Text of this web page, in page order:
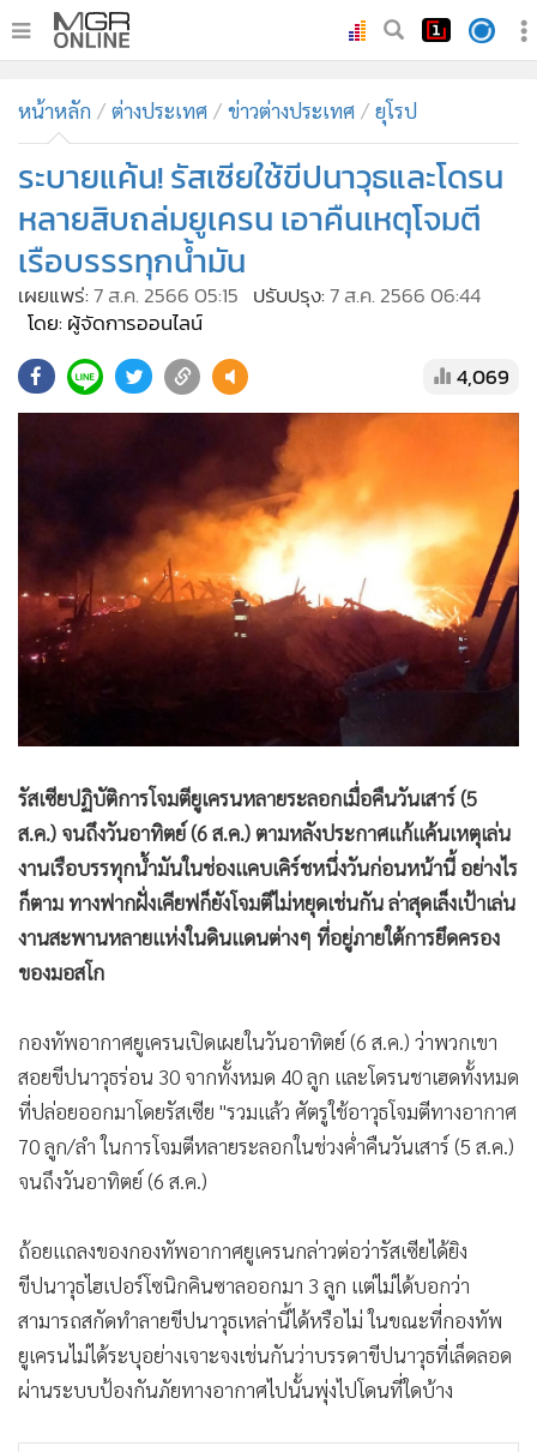
ทันเหตุการณ์
•
ภาคใต้
Online Section
• บันเทิง
ผู้จัดการรายวัน
• ละคร
Good health & Well-being
Green Innovation & SD
• Management & HR
• MGR Live
• กีฬา
• ต่างประเทศ
• Special Scoop
• เศรษฐกิจ-ธุรกิจ
• จีน
• ชุมชน-คุณภาพชีวิต
• Motoring
•
เกม
วิทยาศาสตร์
SMEs
• อินโดจีน
• กองทุนรวม
• Celeb Online
• Factcheck
• ญี่ปุ่น
หน้าหลัก ต่างประเทศ ข่าวต่างประเทศ ยุโรป
ระบายแค้น! รัสเซียใช้ขีปนาวุธและโดรน
หลายสิบถล่มยูเครน เอาคืนเหตุโจมตี
เรือบรรรทุกน้ำมัน
เผยแพร่:7 ส.ค. 2566 05:15 ปรับปรุง:7 ส.ค. 2566 06:44
โดย: ผู้จัดการออนไลน์
4,069
รัสเซียปฏิบัติการโจมตียูเครนหลายระลอกเมื่อคืนวันเสาร์ (5
ส.ค.) จนถึงวันอาทิตย์ (6 ส.ค.) ตามหลังประกาศแก้แค้นเหตุเล่น
งานเรือบรรทุกน้ำมันในช่องแคบเคิร์ชหนึ่งวันก่อนหน้านี้ อย่างไร
ก็ตาม ทางฟากฝั่งเคียฟก็ยังโจมตีไม่หยุดเช่นกัน ล่าสุดเล็งเป้าเล่น
งานสะพานหลายแห่งในดินแดนต่างๆ ที่อยู่ภายใต้การยึดครอง
ของมอสโก
กองทัพอากาศยูเครนเปิดเผยในวันอาทิตย์ (6 ส.ค.) ว่าพวกเขา
สอยขีปนาวุธร่อน 30 จากทั้งหมด 40 ลูก และโดรนชาเฮดทั้งหมด
ที่ปล่อยออกมาโดยรัสเซีย "รวมแล้ว ศัตรูใช้อาวุธโจมตีทางอากาศ
70 ลูก/ลำ ในการโจมตีหลายระลอกในช่วงค่ำคืนวันเสาร์ (5 ส.ค.)
จนถึงวันอาทิตย์ (6 ส.ค.)
ถ้อยแถลงของกองทัพอากาศยูเครนกล่าวต่อว่ารัสเซียได้ยิง
ขีปนาวุธไฮเปอร์โซนิกคินซาลออกมา 3 ลูก แต่ไม่ได้บอกว่า
สามารถสกัดทำลายขีปนาวุธเหล่านี้ได้หรือไม่ ในขณะที่กองทัพ
ยูเครนไม่ได้ระบุอย่างเจาะจงเช่นกันว่าบรรดาขีปนาวุธที่เล็ดลอด
ผ่านระบบป้องกันภัยทางอากาศไปนั้นพุ่งไปโดนที่ใดบ้าง